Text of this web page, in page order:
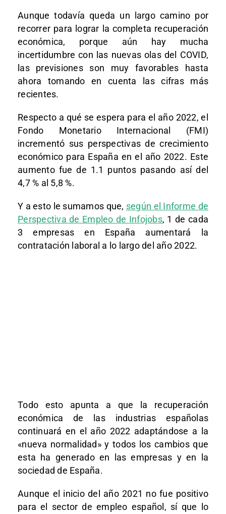
Aunque todavía queda un largo camino por
recorrer para lograr la completa recuperación
económica, porque aún hay mucha
incertidumbre con las nuevas olas del COVID,
las previsiones son muy favorables hasta
ahora tomando en cuenta las cifras más
recientes.
Respecto a qué se espera para el año 2022, el
Fondo Monetario Internacional (FMI)
incrementó sus perspectivas de crecimiento
económico para España en el año 2022. Este
aumento fue de 1.1 puntos pasando así del
4,7 % al 5,8 %.
Y a esto le sumamos que, según el Informe de
Perspectiva de Empleo de Infojobs, 1 de cada
3 empresas en España aumentará la
contratación laboral a lo largo del año 2022.
Todo esto apunta a que la recuperación
económica de las industrias españolas
continuará en el año 2022 adaptándose a la
«nueva normalidad» y todos los cambios que
esta ha generado en las empresas y en la
sociedad de España.
Aunque el inicio del año 2021 no fue positivo
para el sector de empleo español, sí que lo